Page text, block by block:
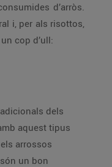
d’arròs.
i, per als risottos,
cop d’ull:
dels
aquest tipus
arrossos
un bon